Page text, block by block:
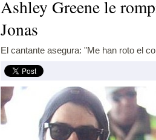
Ashley Greene le
Jonas
El cantante asegura: "Me han roto el